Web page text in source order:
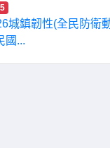
城鎮韌性(全民防衛
國...